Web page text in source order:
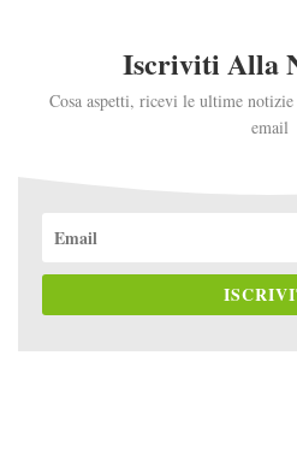
Iscriviti Alla
Cosa aspetti, ricevi le ultime notizie
email